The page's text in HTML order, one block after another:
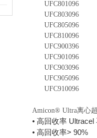
UFC801096
UFC803096
UFC805096
UFC810096
UFC900396
UFC901096
UFC903096
UFC905096
UFC910096
Amicon® Ultra离心
• 高回收率
• 高回收率> 90%